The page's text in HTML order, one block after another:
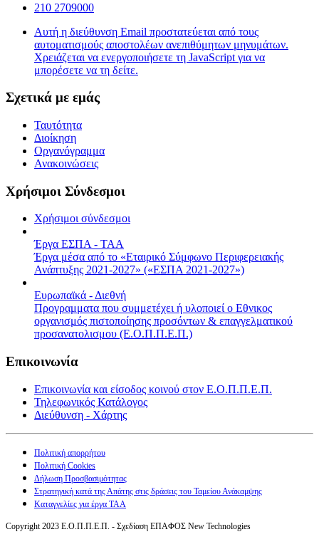
210 2709000
Αυτή η διεύθυνση Email προστατεύεται από τους
αυτοματισμούς αποστολέων ανεπιθύμητων μηνυμάτων.
Χρειάζεται να ενεργοποιήσετε τη JavaScript για να
μπορέσετε να τη δείτε.
Σχετικά με εμάς
Ταυτότητα
Διοίκηση
Οργανόγραμμα
Ανακοινώσεις
Χρήσιμοι Σύνδεσμοι
Χρήσιμοι σύνδεσμοι
Έργα ΕΣΠΑ - ΤΑΑ
Έργα μέσα από το «Εταιρικό Σύμφωνο Περιφερειακής
Ανάπτυξης 2021-2027» («ΕΣΠΑ 2021-2027»)
Ευρωπαϊκά - Διεθνή
Προγραμματα που συμμετέχει ή υλοποιεί ο Εθνικος
οργανισμός πιστοποίησης προσόντων & επαγγελματικού
προσανατολισμου (Ε.Ο.Π.Π.Ε.Π.)
Επικοινωνία
Επικοινωνία και είσοδος κοινού στον Ε.Ο.Π.Π.Ε.Π.
Τηλεφωνικός Κατάλογος
Διεύθυνση - Χάρτης
Πολιτική απορρήτου
Πολιτική Cookies
Δήλωση Προσβασιμότητας
Στρατηγική κατά της Απάτης στις δράσεις του Ταμείου Ανάκαμψης
Καταγγελίες για έργα ΤΑΑ
Copyright 2023 Ε.Ο.Π.Π.Ε.Π. - Σχεδίαση ΕΠΑΦΟΣ New Technologies